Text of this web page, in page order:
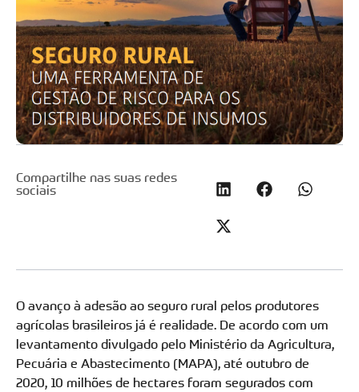
Compartilhe nas suas redes
sociais
O avanço à adesão ao seguro rural pelos produtores
agrícolas brasileiros já é realidade. De acordo com um
levantamento divulgado pelo Ministério da Agricultura,
Pecuária e Abastecimento (MAPA), até outubro de
2020, 10 milhões de hectares foram segurados com